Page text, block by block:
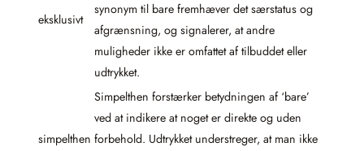
eksklusivt
synonym til bare fremhæver det særstatus og
afgrænsning, og signalerer, at andre
muligheder ikke er omfattet af tilbuddet eller
udtrykket.
simpelthen
Simpelthen forstærker betydningen af ‘bare’
ved at indikere at noget er direkte og uden
forbehold. Udtrykket understreger, at man ikke